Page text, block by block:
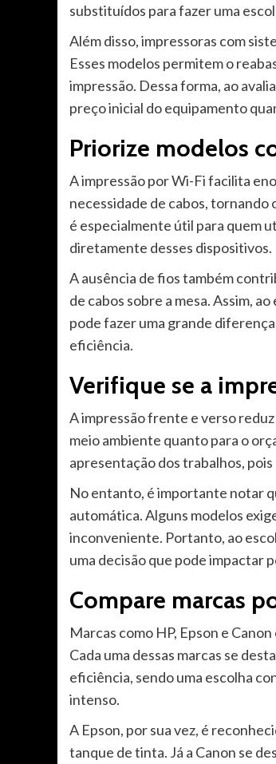
substituídos para fazer uma
Além disso, impressoras com
Esses modelos permitem o
impressão. Dessa forma, ao
preço inicial do equipamento
Priorize modelos
A impressão por Wi-Fi facilita
necessidade de cabos, tornando
é especialmente útil para quem
diretamente desses dispositivos.
A ausência de fios também
de cabos sobre a mesa. Assim,
pode fazer uma grande
eficiência.
Verifique se a
A impressão frente e verso
meio ambiente quanto para o
apresentação dos trabalhos,
No entanto, é importante notar
automática. Alguns modelos
inconveniente. Portanto, ao
uma decisão que pode impactar
Compare marcas
Marcas como HP, Epson e
Cada uma dessas marcas se
eficiência, sendo uma escolha
intenso.
A Epson, por sua vez, é
tanque de tinta. Já a Canon se